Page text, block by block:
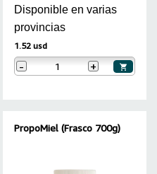
Disponible en varias
provincias
1.52 usd
- +
PropoMiel (Frasco 700g)